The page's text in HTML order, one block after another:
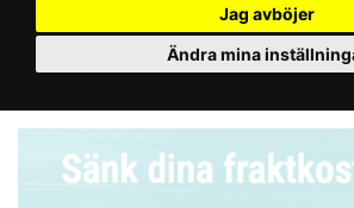
Jag avböjer
Ändra mina